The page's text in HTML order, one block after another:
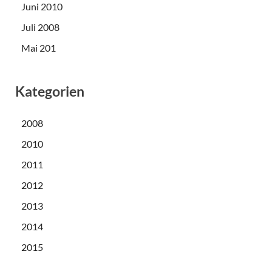
Juni 2010
Juli 2008
Mai 201
Kategorien
2008
2010
2011
2012
2013
2014
2015